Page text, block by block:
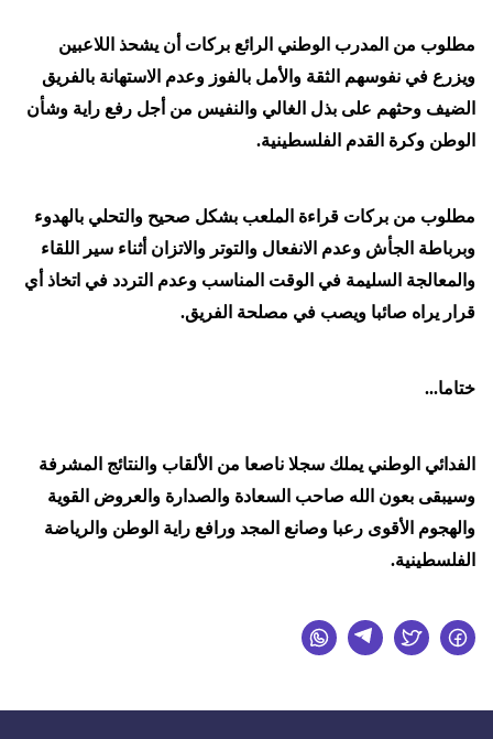
مطلوب من المدرب الوطني الرائع بركات أن يشحذ اللاعبين
ويزرع في نفوسهم الثقة والأمل بالفوز وعدم الاستهانة بالفريق
الضيف وحثهم على بذل الغالي والنفيس من أجل رفع راية وشأن
الوطن وكرة القدم الفلسطينية.
مطلوب من بركات قراءة الملعب بشكل صحيح والتحلي بالهدوء
وبرباطة الجأش وعدم الانفعال والتوتر والاتزان أثناء سير اللقاء
والمعالجة السليمة في الوقت المناسب وعدم التردد في اتخاذ أي
قرار يراه صائبا ويصب في مصلحة الفريق.
ختاما...
الفدائي الوطني يملك سجلا ناصعا من الألقاب والنتائج المشرفة
وسيبقى بعون الله صاحب السعادة والصدارة والعروض القوية
والهجوم الأقوى رعبا وصانع المجد ورافع راية الوطن والرياضة
الفلسطينية.